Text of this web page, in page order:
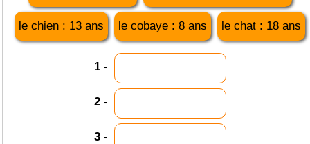
le chien : 13 ans le cobaye : 8 ans le chat : 18 ans
1 -
2 -
3 -